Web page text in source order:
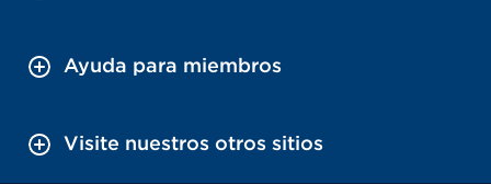
Ayuda para miembros
Visite nuestros otros sitios